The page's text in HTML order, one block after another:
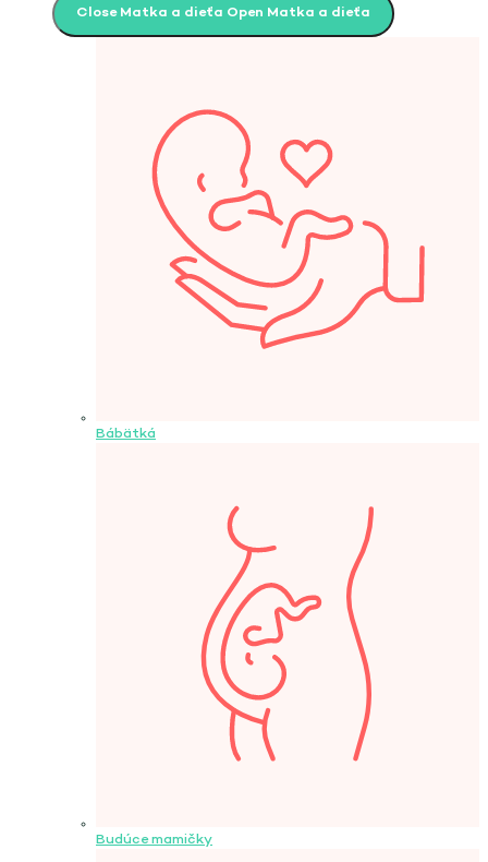
Close Matka a dieťa Open Matka a dieťa
Bábätká
Budúce mamičky